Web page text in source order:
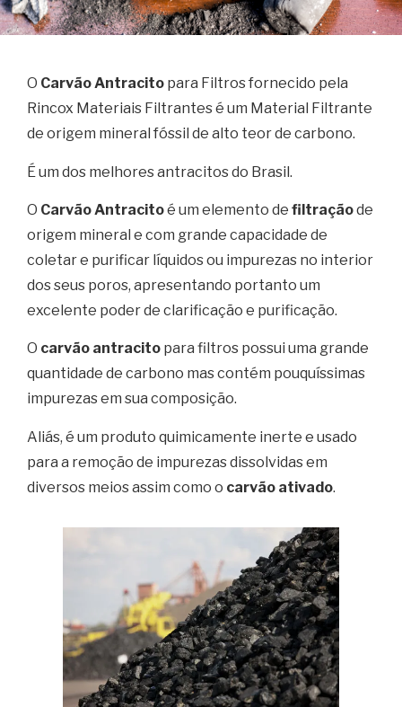
O Carvão Antracito para Filtros fornecido pela
Rincox Materiais Filtrantes é um Material Filtrante
de origem mineral fóssil de alto teor de carbono.
É um dos melhores antracitos do Brasil.
O Carvão Antracitoé um elemento de filtraçãode
origem mineral e com grande capacidade de
coletar e purificar líquidos ou impurezas no interior
dos seus poros, apresentando portanto um
excelente poder de clarificação e purificação.
O carvão antracito para filtros possui uma grande
quantidade de carbono mas contém pouquíssimas
impurezas em sua composição.
Aliás, é um produto quimicamente inerte e usado
para a remoção de impurezas dissolvidas em
diversos meios assim como o carvão ativado.